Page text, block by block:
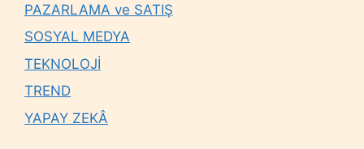
PAZARLAMA ve SATIŞ
SOSYAL MEDYA
TEKNOLOJİ
TREND
YAPAY ZEKÂ